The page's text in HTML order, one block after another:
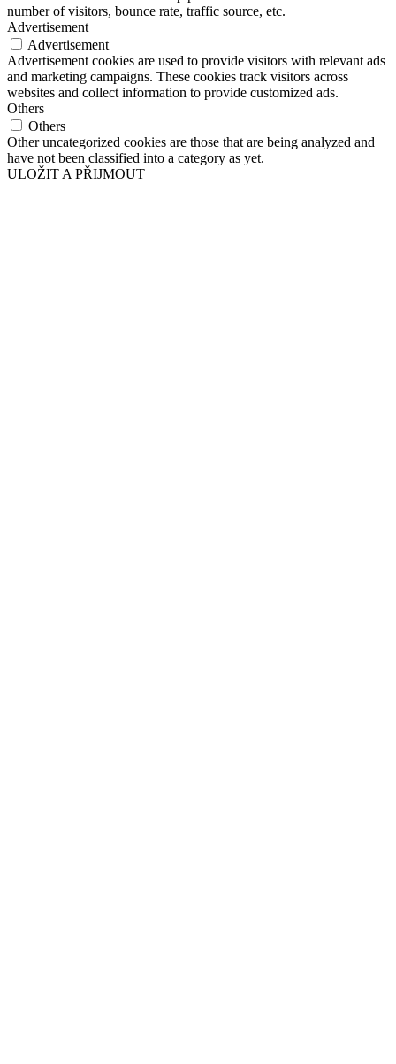
number of visitors, bounce rate, traffic source, etc.
Advertisement
Advertisement
Advertisement cookies are used to provide visitors with relevant ads
and marketing campaigns. These cookies track visitors across
websites and collect information to provide customized ads.
Others
Others
Other uncategorized cookies are those that are being analyzed and
have not been classified into a category as yet.
ULOŽIT A PŘIJMOUT